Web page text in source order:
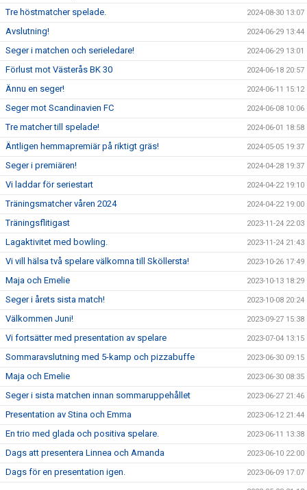
Tre höstmatcher spelade. 2024-08-30 13:07
Avslutning! 2024-06-29 13:44
Seger i matchen och serieledare! 2024-06-29 13:01
Förlust mot Västerås BK 30 2024-06-18 20:57
Ännu en seger! 2024-06-11 15:12
Seger mot Scandinavien FC 2024-06-08 10:06
Tre matcher till spelade! 2024-06-01 18:58
Äntligen hemmapremiär på riktigt gräs! 2024-05-05 19:37
Seger i premiären! 2024-04-28 19:37
Vi laddar för seriestart 2024-04-22 19:10
Träningsmatcher våren 2024 2024-04-22 19:00
Träningsflitigast 2023-11-24 22:03
Lagaktivitet med bowling. 2023-11-24 21:43
Vi vill hälsa två spelare välkomna till Sköllersta! 2023-10-26 17:49
Maja och Emelie 2023-10-13 18:29
Seger i årets sista match! 2023-10-08 20:24
Välkommen Juni! 2023-09-27 15:38
Vi fortsätter med presentation av spelare 2023-07-04 13:15
Sommaravslutning med 5-kamp och pizzabuffe 2023-06-30 09:15
Maja och Emelie 2023-06-30 08:35
Seger i sista matchen innan sommaruppehållet 2023-06-27 21:46
Presentation av Stina och Emma 2023-06-12 21:44
En trio med glada och positiva spelare. 2023-06-11 13:38
Dags att presentera Linnea och Amanda 2023-06-10 22:00
Dags för en presentation igen. 2023-06-09 17:07